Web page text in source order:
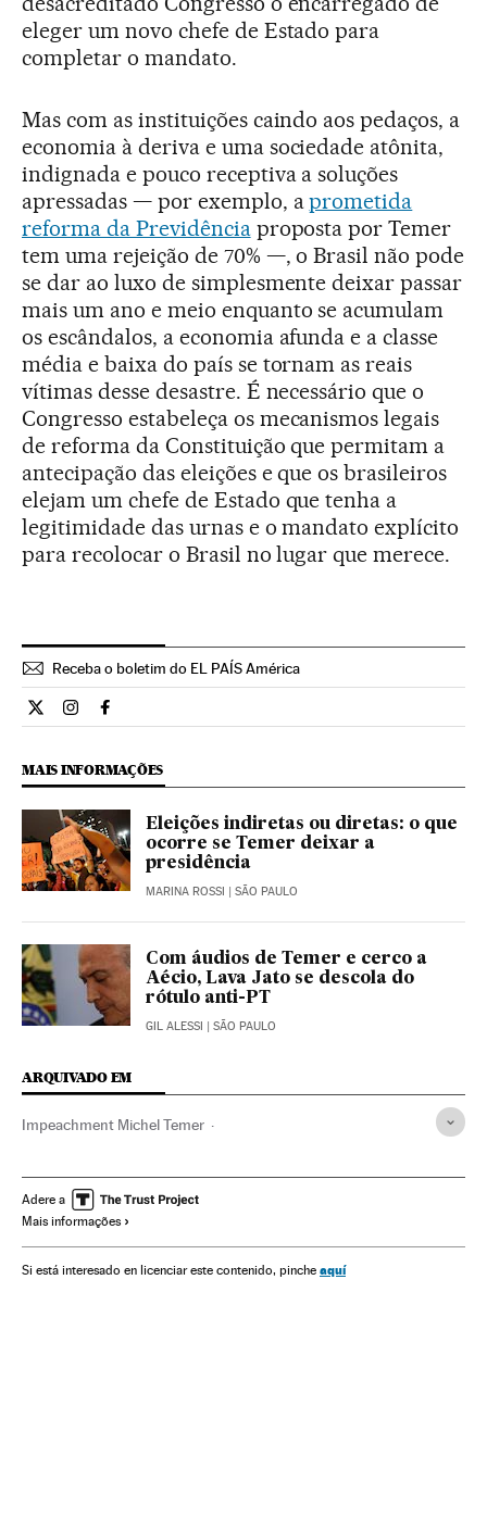
eleger um novo chefe de Estado para
completar o mandato.
Mas com as instituições caindo aos pedaços, a
economia à deriva e uma sociedade atônita,
indignada e pouco receptiva a soluções
apressadas — por exemplo, aprometida
reforma da Previdênciaproposta por Temer
tem uma rejeição de 70% —, o Brasil não pode
se dar ao luxo de simplesmente deixar passar
mais um ano e meio enquanto se acumulam
os escândalos, a economia afunda e a classe
média e baixa do país se tornam as reais
vítimas desse desastre. É necessário que o
Congresso estabeleça os mecanismos legais
de reforma da Constituição que permitam a
antecipação das eleições e que os brasileiros
elejam um chefe de Estado que tenha a
legitimidade das urnas e o mandato explícito
para recolocar o Brasil no lugar que merece.
Receba o boletim do EL PAÍS América
Opiniao El País Brasil en Twitter
Opiniao El País Brasil en Instagram
Opiniao El País Brasil en Facebook
MAIS INFORMAÇÕES
Eleições indiretas ou diretas: o que
ocorre se Temer deixar a
presidência
MARINA ROSSI | SÃO PAULO
Com áudios de Temer e cerco a
Aécio, Lava Jato se descola do
rótulo anti-PT
GIL ALESSI | SÃO PAULO
ARQUIVADO EM
Impeachment Michel Temer
Partido dos Trabalhadores
Crises políticas
Destituições políticas Atividade legislativa
Adere a
Mais informações
Si está interesado en licenciar este contenido, pinche aquí